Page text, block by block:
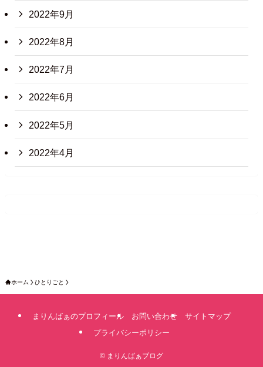
2022年9月
2022年8月
2022年7月
2022年6月
2022年5月
2022年4月
ホーム ひとりごと
まりんばぁのプロフィール お問い合わせ
サイトマップ
プライバシーポリシー
© まりんばぁブログ